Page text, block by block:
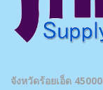
จังหวัดร้อยเอ็ด 45000